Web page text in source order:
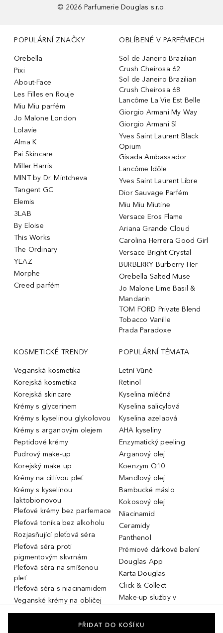
© 2026 Parfumerie Douglas s.r.o.
POPULÁRNÍ ZNAČKY
Orebella
Pixi
About-Face
Les Filles en Rouje
Miu Miu parfém
Jo Malone London
Lolavie
Alma K
Pai Skincare
Miller Harris
MINT by Dr. Mintcheva
Tangent GC
Elemis
3LAB
By Eloise
This Works
The Ordinary
YEAZ
Morphe
Creed parfém
OBLÍBENÉ V PARFÉMECH
Sol de Janeiro Brazilian
Crush Cheirosa 62
Sol de Janeiro Brazilian
Crush Cheirosa 68
Lancôme La Vie Est Belle
Giorgio Armani My Way
Giorgio Armani Sì
Yves Saint Laurent Black
Opium
Gisada Ambassador
Lancôme Idôle
Yves Saint Laurent Libre
Dior Sauvage Parfém
Miu Miu Miutine
Versace Eros Flame
Ariana Grande Cloud
Carolina Herrera Good Girl
Versace Bright Crystal
BURBERRY Burberry Her
Orebella Salted Muse
Jo Malone Lime Basil &
Mandarin
TOM FORD Private Blend
Tobacco Vanille
Prada Paradoxe
KOSMETICKÉ TRENDY
Veganská kosmetika
Korejská kosmetika
Korejská skincare
Krémy s glycerinem
Krémy s kyselinou glykolovou
Krémy s arganovým olejem
Peptidové krémy
Pudrový make-up
Korejský make up
Krémy na citlivou pleť
Krémy s kyselinou
laktobionovou
Pleťové krémy bez parfemace
Pleťová tonika bez alkoholu
Rozjasňující pleťová séra
Pleťová séra proti
pigmentovým skvrnám
Pleťová séra na smíšenou
pleť
Pleťová séra s niacinamidem
Veganské krémy na obličej
Miniatury parfémů, cestovní
POPULÁRNÍ TÉMATA
Letní Vůně
Retinol
Kyselina mléčná
Kyselina salicylová
Kyselina azelaová
AHA kyseliny
Enzymatický peeling
Arganový olej
Koenzym Q10
Mandlový olej
Bambucké máslo
Kokosový olej
Niacinamid
Ceramidy
Panthenol
Prémiové dárkové balení
Douglas App
Karta Douglas
Click & Collect
Make-up služby v
parfumeriích Douglas
PŘIDAT DO KOŠÍKU